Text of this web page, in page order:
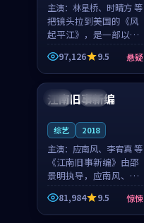
主演： 林星桥、时晴方 等
把镜头拉到美国的《风
起平江》，是一部以时
光记忆为底色的悬疑作
品。林星桥和时晴方贡
献了2020年颇受关注的
合作演出，影片在情感
层次与现实质感之间
97,126 9.5 悬疑
日本 院线
江南旧事新编
综艺 2018
主演： 应南风、李宥真 等
《江南旧事新编》由邵
景明执导，应南风、李
宥真领衔主演，是一部
2018年上映的日本惊悚
综艺。影片以邻里温情
81,984 9.5 惊悚